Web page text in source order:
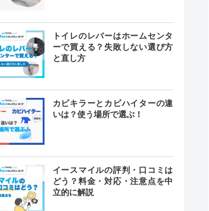
トイレのレバーはホームセンタ
ーで買える？失敗しない選び方
と直し方
カビキラーとカビハイターの違
いは？使う場所で選ぶ！
イースマイルの評判・口コミは
どう？料金・対応・注意点を中
立的に解説